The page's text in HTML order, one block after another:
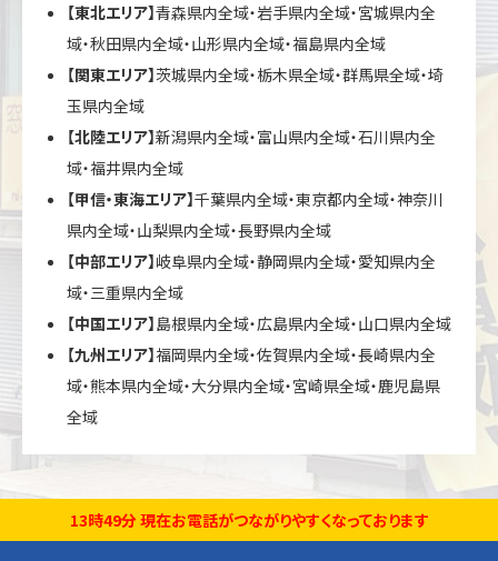
【東北エリア】青森県内全域・岩手県内全域・宮城県内全
域・秋田県内全域・山形県内全域・福島県内全域
【関東エリア】茨城県内全域・栃木県全域・群馬県全域・埼
玉県内全域
【北陸エリア】新潟県内全域・富山県内全域・石川県内全
域・福井県内全域
【甲信・東海エリア】千葉県内全域・東京都内全域・神奈川
県内全域・山梨県内全域・長野県内全域
【中部エリア】岐阜県内全域・静岡県内全域・愛知県内全
域・三重県内全域
【中国エリア】島根県内全域・広島県内全域・山口県内全域
【九州エリア】福岡県内全域・佐賀県内全域・長崎県内全
域・熊本県内全域・大分県内全域・宮崎県全域・鹿児島県
全域
13時49分 現在お電話がつながりやすくなっております